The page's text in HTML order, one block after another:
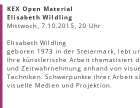
KEX Open Material
Elisabeth Wildling
Mittwoch, 7.10.2015, 20 Uhr
Elisabeth Wildling
geboren 1973 in der Steiermark, lebt
Ihre künstlerische Arbeit thematisiert
und Zeitwahrnehmung anhand von
Techniken. Schwerpunkte ihrer Arbeit
visuelle Medien und Projektion.